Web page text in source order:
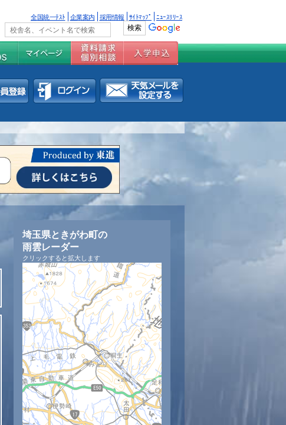
全国統一ﾃｽﾄ 企業案内 採用情報 ｻｲﾄﾏｯﾌﾟ ﾆｭｰｽﾘﾘｰｽ
埼玉県ときがわ町の
雨雲レーダー
クリックすると拡大します